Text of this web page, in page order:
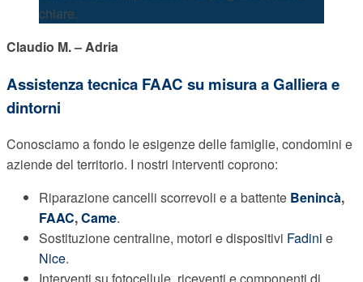
chiare.
Claudio M. – Adria
Assistenza tecnica FAAC su misura a Galliera e
dintorni
Conosciamo a fondo le esigenze delle famiglie, condomini e
aziende del territorio. I nostri interventi coprono:
Riparazione cancelli scorrevoli e a battente Benincà,
FAAC,Came.
Sostituzione centraline, motori e dispositivi Fadini e
Nice.